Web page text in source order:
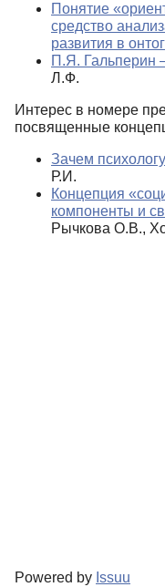
Понятие
средство
развития в
П.Я. Гальперин
Л.Ф.
Интерес в номере
посвященные
Зачем
Р.И.
Концепция
компоненты и
Рычкова О.В.,
Powered by Issuu